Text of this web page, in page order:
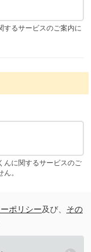
るサービスのご案内に
んに関するサービスのご
。
ポリシー及び、 その